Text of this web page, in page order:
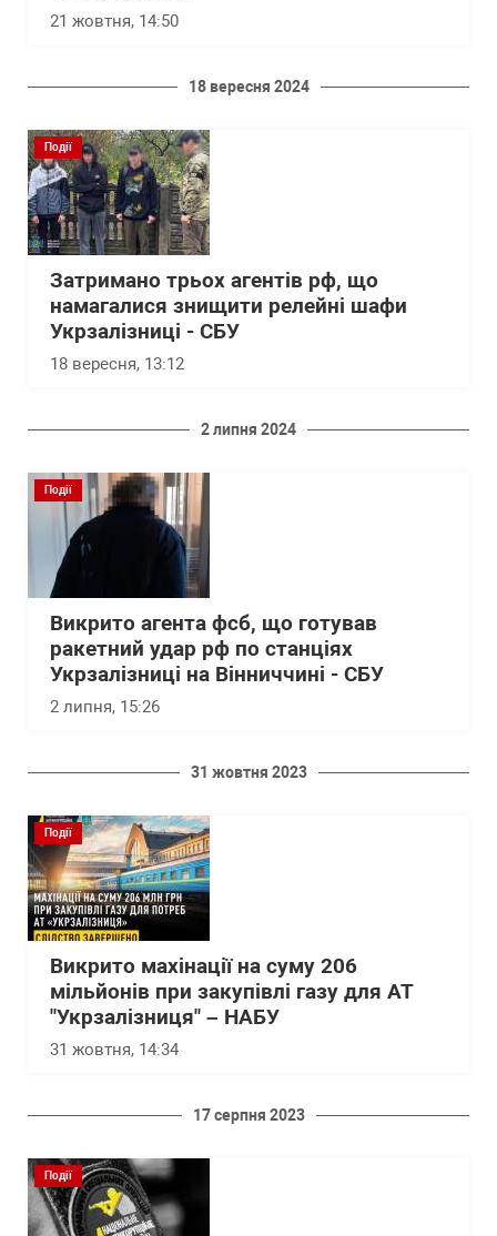
21 жовтня, 14:50
18 вересня 2024
Події
Затримано трьох агентів рф, що
намагалися знищити релейні шафи
Укрзалізниці - СБУ
18 вересня, 13:12
2 липня 2024
Події
Викрито агента фсб, що готував
ракетний удар рф по станціях
Укрзалізниці на Вінниччині - СБУ
2 липня, 15:26
31 жовтня 2023
Події
Викрито махінації на суму 206
мільйонів при закупівлі газу для АТ
"Укрзалізниця" – НАБУ
31 жовтня, 14:34
17 серпня 2023
Події